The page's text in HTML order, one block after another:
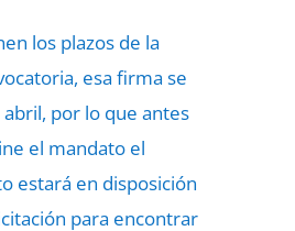
los plazos de la
esa firma se
por lo que antes
el mandato el
estará en disposición
para encontrar